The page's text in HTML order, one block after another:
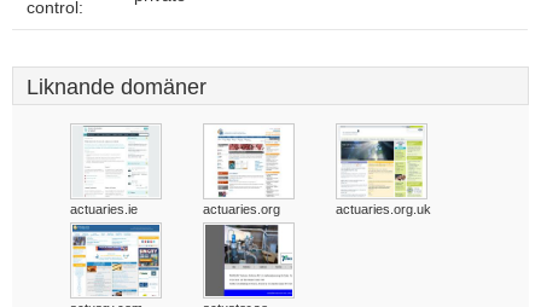
control:
Liknande domäner
actuaries.ie actuaries.org actuaries.org.uk